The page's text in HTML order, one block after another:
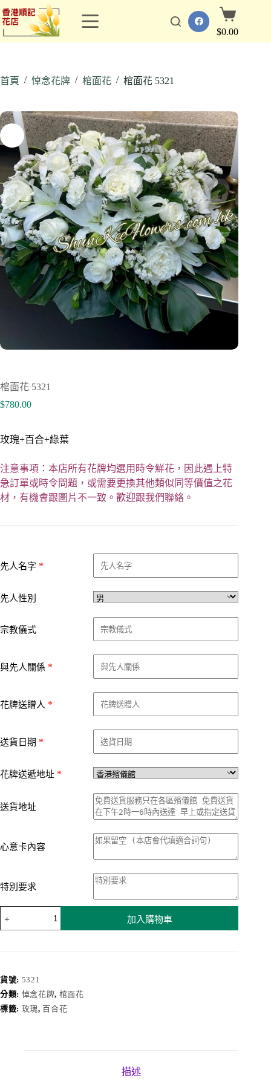
跳
至
主
容
購
物
車
$0.00
首頁 / 悼念花牌 / 棺面花 / 棺面花 5321
棺面花 5321
$780.00
玫瑰+百合+綠葉
注意事項：本店所有花牌均選用時令鮮花，因此遇上特
急訂單或時令問題，或需要更換其他類似同等價值之花
材，有機會跟圖片不一致。歡迎跟我們聯絡。
先人名字 *
先人性別
宗教儀式
與先人關係 *
花牌送贈人 *
送貨日期 *
花牌送遞地址 *
送貨地址
心意卡內容
特別要求
量
加入購物車
貨號: 5321
分類: 悼念花牌, 棺面花
標籤: 玫瑰,百合花
描述